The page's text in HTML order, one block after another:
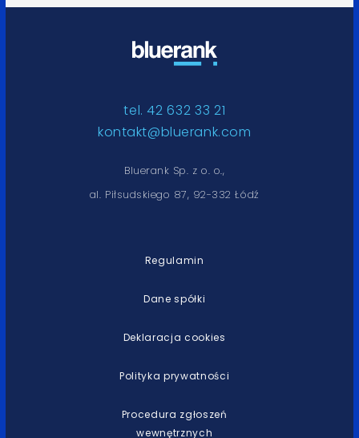
tel. 42 632 33 21
kontakt@bluerank.com
Bluerank Sp. z o. o.,
al. Piłsudskiego 87, 92-332 Łódź
Regulamin
Dane spółki
Deklaracja cookies
Polityka prywatności
Procedura zgłoszeń
wewnętrznych